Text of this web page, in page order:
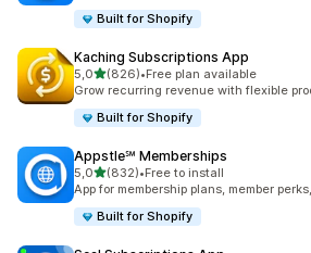
Built for Shopify
Kaching Subscriptions App
5,05 yıldız üzerinden
(826)
toplam 826 değerlendirme
•Free plan available
Grow recurring revenue with flexible
Built for Shopify
Appstle℠ Memberships
5,05 yıldız üzerinden
(832)
toplam 832 değerlendirme
•Free to install
App for membership plans, member
Built for Shopify